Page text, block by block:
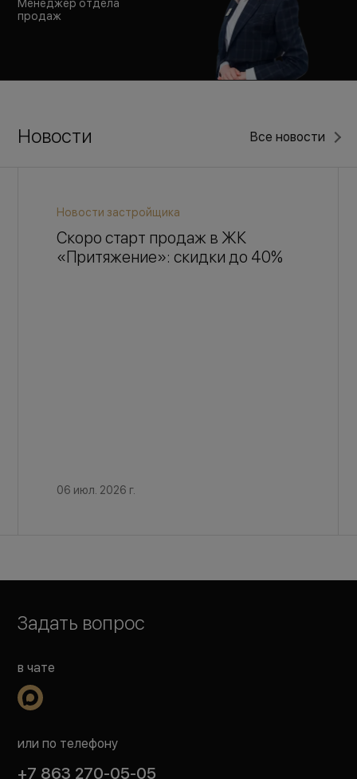
Менеджер отдела
продаж
Новости Все новости
Новости застройщика
Скоро старт продаж в ЖК
«Притяжение»: скидки до 40%
06 июл. 2026 г.
Задать вопрос
в чате
или по телефону
+7 863 270-05-05